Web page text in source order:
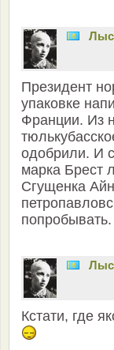
Президент
упаковке
Франции. Из
одобрили. И
марка Брест
Сгущенка
попробывать.
Кстати, где